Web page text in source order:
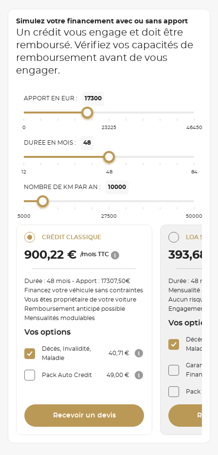
Simulez votre financement avec ou sans apport
Un crédit vous engage et doit être
remboursé. Vérifiez vos capacités de
remboursement avant de vous
engager.
APPORT EN EUR : 17300
0 23225 46450
DURÉE EN MOIS : 48
12 48 84
NOMBRE DE KM PAR AN : 10000
5000 27500 50000
CRÉDIT CLASSIQUE
900,22 €/mois TTC
Durée : 48 mois - Apport : 17307,50€
Financez votre véhicule sans contraintes
Vous êtes propriétaire de votre voiture
Remboursement anticipé possible
Mensualités modulables
Vos options
Décès, Invalidité,
Maladie
40,71 €
Pack Auto Credit 49,00 €
Recevoir un devis
LOA
393,68
Durée : 48 mois
Mensualité
Aucun risque de
Engagement de
Vos options
Décès,
Maladie
Garantie
Financière
Pack Auto